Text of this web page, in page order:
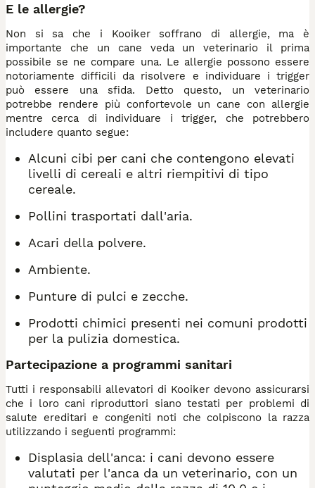
E le allergie?
Non si sa che i Kooiker soffrano di allergie, ma è
importante che un cane veda un veterinario il prima
possibile se ne compare una. Le allergie possono essere
notoriamente difficili da risolvere e individuare i trigger
può essere una sfida. Detto questo, un veterinario
potrebbe rendere più confortevole un cane con allergie
mentre cerca di individuare i trigger, che potrebbero
includere quanto segue:
Alcuni cibi per cani che contengono elevati
livelli di cereali e altri riempitivi di tipo
cereale.
Pollini trasportati dall'aria.
Acari della polvere.
Ambiente.
Punture di pulci e zecche.
Prodotti chimici presenti nei comuni prodotti
per la pulizia domestica.
Partecipazione a programmi sanitari
Tutti i responsabili allevatori di Kooiker devono assicurarsi
che i loro cani riproduttori siano testati per problemi di
salute ereditari e congeniti noti che colpiscono la razza
utilizzando i seguenti programmi:
Displasia dell'anca: i cani devono essere
valutati per l'anca da un veterinario, con un